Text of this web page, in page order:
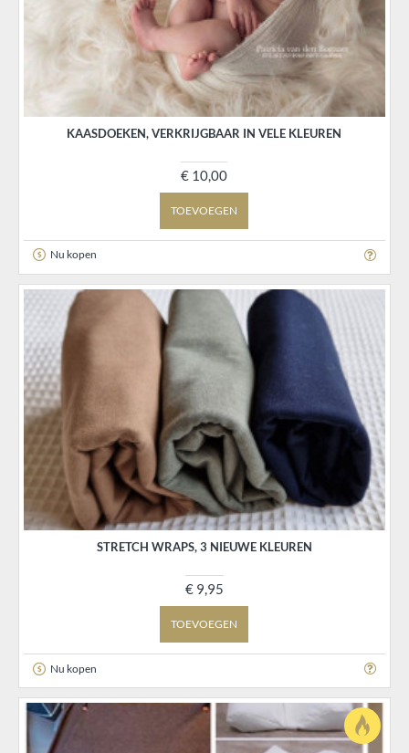
KAASDOEKEN, VERKRIJGBAAR IN VELE KLEUREN
€ 10,00
TOEVOEGEN
Nu kopen
STRETCH WRAPS, 3 NIEUWE KLEUREN
€ 9,95
TOEVOEGEN
Nu kopen